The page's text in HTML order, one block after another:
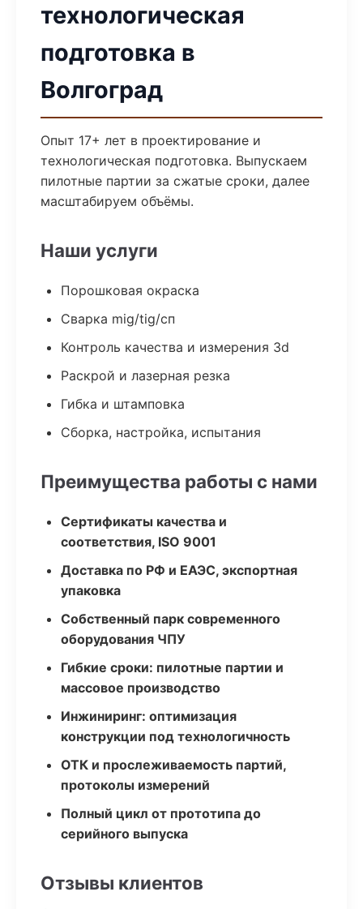
технологическая
подготовка в
Волгоград
Опыт 17+ лет в проектирование и
технологическая подготовка. Выпускаем
пилотные партии за сжатые сроки, далее
масштабируем объёмы.
Наши услуги
Порошковая окраска
Сварка mig/tig/сп
Контроль качества и измерения 3d
Раскрой и лазерная резка
Гибка и штамповка
Сборка, настройка, испытания
Преимущества работы с нами
Сертификаты качества и
соответствия, ISO 9001
Доставка по РФ и ЕАЭС, экспортная
упаковка
Собственный парк современного
оборудования ЧПУ
Гибкие сроки: пилотные партии и
массовое производство
Инжиниринг: оптимизация
конструкции под технологичность
ОТК и прослеживаемость партий,
протоколы измерений
Полный цикл от прототипа до
серийного выпуска
Отзывы клиентов